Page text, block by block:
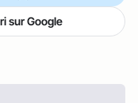
sur Google